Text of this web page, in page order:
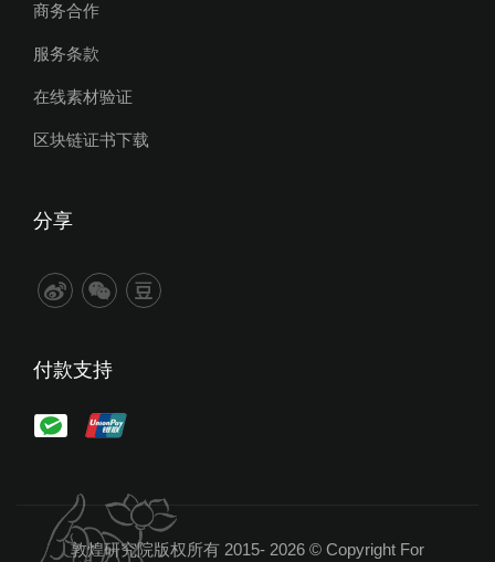
商务合作
服务条款
在线素材验证
区块链证书下载
分享
付款支持
敦煌研究院版权所有 2015- 2026 © Copyright For